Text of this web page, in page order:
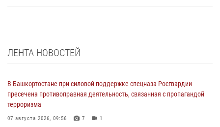
ЛЕНТА НОВОСТЕЙ
В Башкортостане при силовой поддержке спецназа Росгвардии
пресечена противоправная деятельность, связанная с пропагандой
терроризма
07 августа 2026, 09:56 7 1